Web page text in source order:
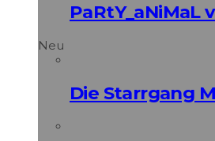
PaRtY_aNiMaL
Neu
Die Starrgang